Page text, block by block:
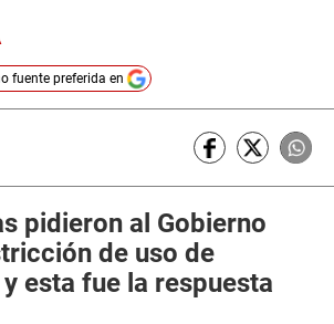
fuente preferida en
pidieron al Gobierno
de uso de
esta fue la respuesta